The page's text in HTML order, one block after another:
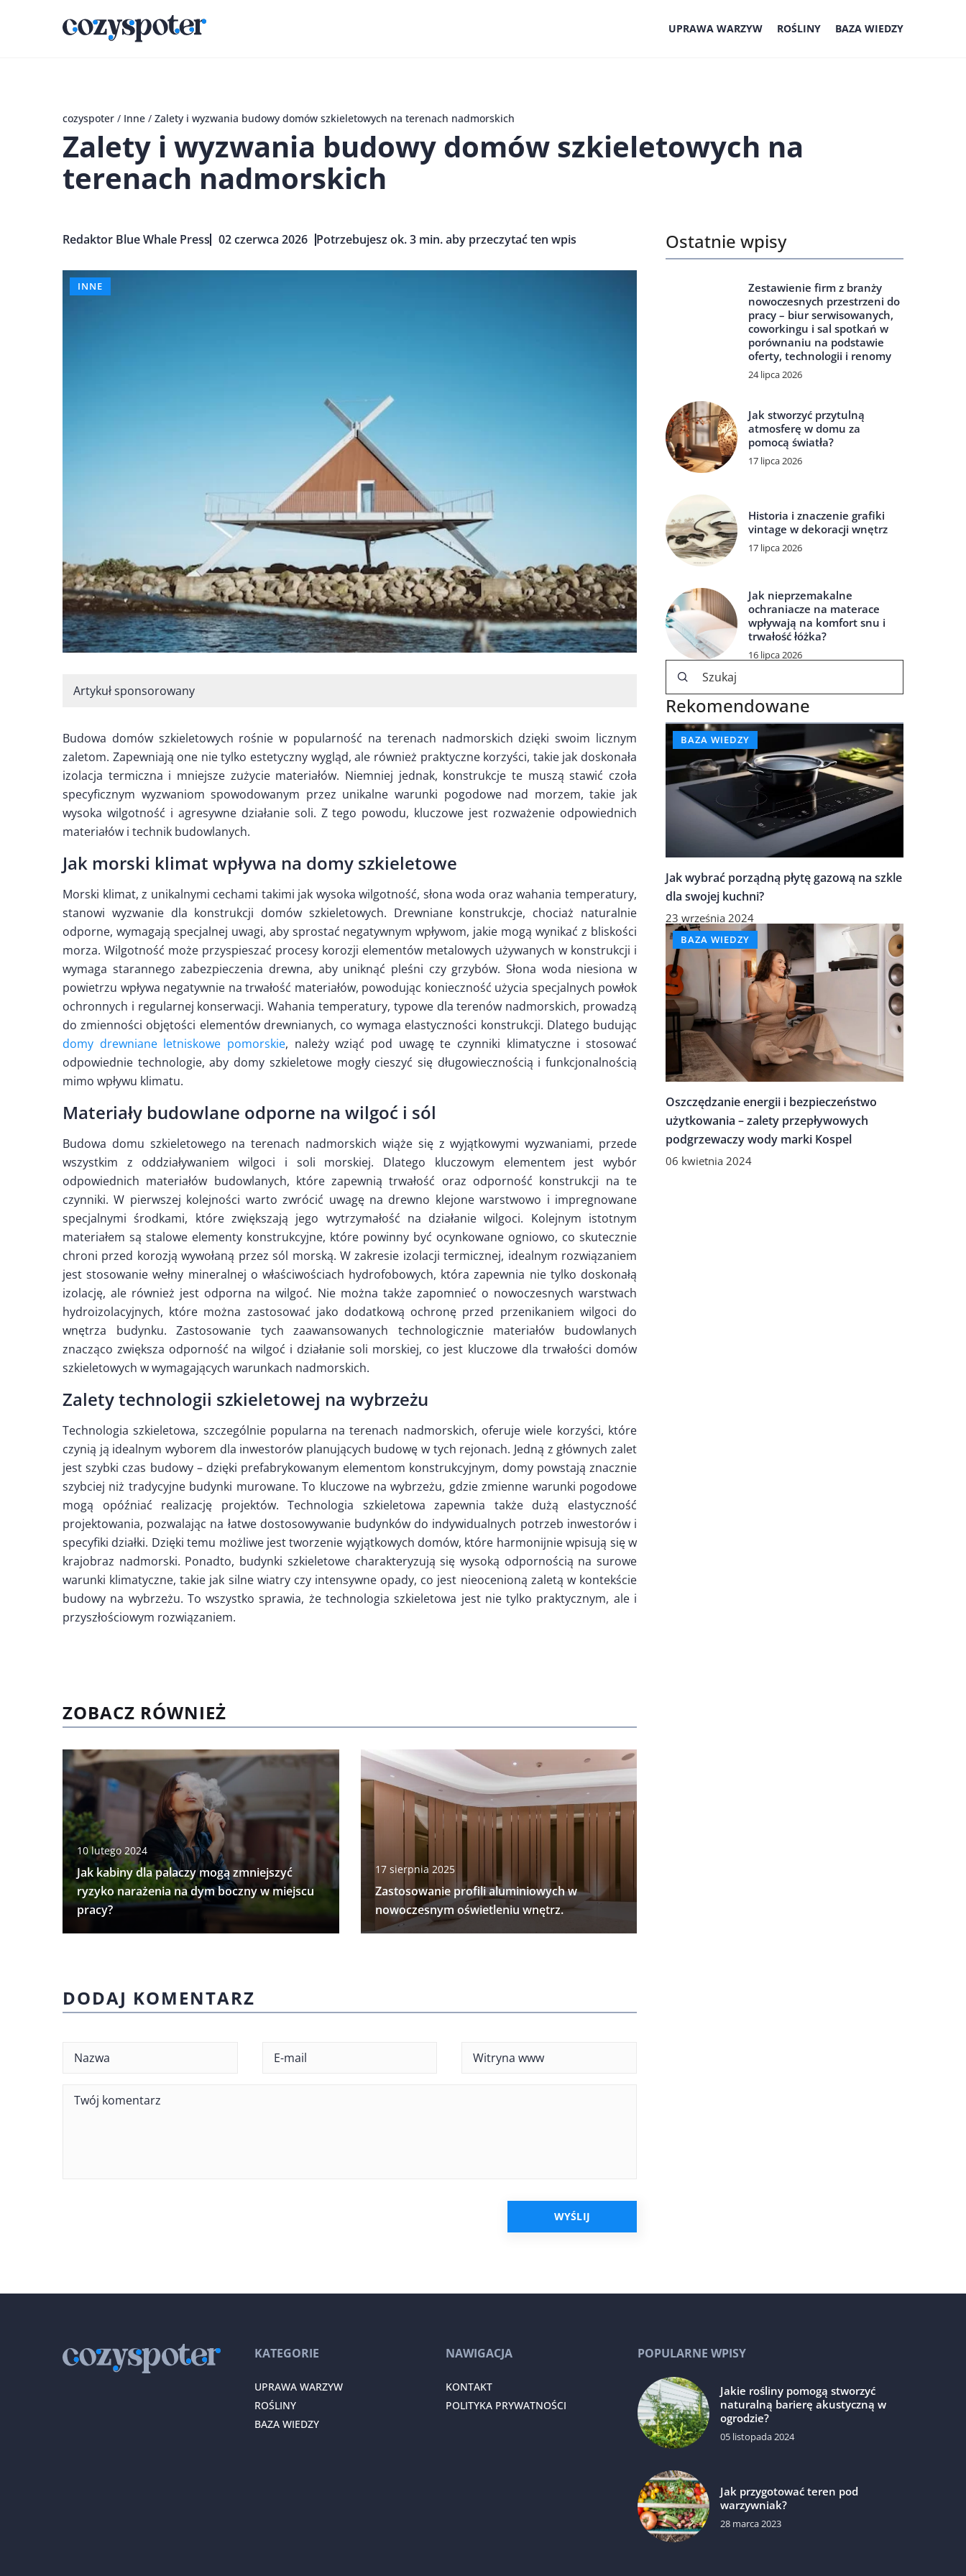
UPRAWA WARZYW ROŚLINY BAZA WIEDZY
cozyspoter / Inne / Zalety i wyzwania budowy domów szkieletowych na terenach nadmorskich
Zalety i wyzwania budowy domów szkieletowych na
terenach nadmorskich
Redaktor Blue Whale Press 02 czerwca 2026 Potrzebujesz ok. 3 min. aby przeczytać ten wpis
INNE
Artykuł sponsorowany
Budowa domów szkieletowych rośnie w popularność na terenach nadmorskich dzięki swoim licznym
zaletom. Zapewniają one nie tylko estetyczny wygląd, ale również praktyczne korzyści, takie jak doskonała
izolacja termiczna i mniejsze zużycie materiałów. Niemniej jednak, konstrukcje te muszą stawić czoła
specyficznym wyzwaniom spowodowanym przez unikalne warunki pogodowe nad morzem, takie jak
wysoka wilgotność i agresywne działanie soli. Z tego powodu, kluczowe jest rozważenie odpowiednich
materiałów i technik budowlanych.
Jak morski klimat wpływa na domy szkieletowe
Morski klimat, z unikalnymi cechami takimi jak wysoka wilgotność, słona woda oraz wahania temperatury,
stanowi wyzwanie dla konstrukcji domów szkieletowych. Drewniane konstrukcje, chociaż naturalnie
odporne, wymagają specjalnej uwagi, aby sprostać negatywnym wpływom, jakie mogą wynikać z bliskości
morza. Wilgotność może przyspieszać procesy korozji elementów metalowych używanych w konstrukcji i
wymaga starannego zabezpieczenia drewna, aby uniknąć pleśni czy grzybów. Słona woda niesiona w
powietrzu wpływa negatywnie na trwałość materiałów, powodując konieczność użycia specjalnych powłok
ochronnych i regularnej konserwacji. Wahania temperatury, typowe dla terenów nadmorskich, prowadzą
do zmienności objętości elementów drewnianych, co wymaga elastyczności konstrukcji. Dlatego budując
domy drewniane letniskowe pomorskie, należy wziąć pod uwagę te czynniki klimatyczne i stosować
odpowiednie technologie, aby domy szkieletowe mogły cieszyć się długowiecznością i funkcjonalnością
mimo wpływu klimatu.
Materiały budowlane odporne na wilgoć i sól
Budowa domu szkieletowego na terenach nadmorskich wiąże się z wyjątkowymi wyzwaniami, przede
wszystkim z oddziaływaniem wilgoci i soli morskiej. Dlatego kluczowym elementem jest wybór
odpowiednich materiałów budowlanych, które zapewnią trwałość oraz odporność konstrukcji na te
czynniki. W pierwszej kolejności warto zwrócić uwagę na drewno klejone warstwowo i impregnowane
specjalnymi środkami, które zwiększają jego wytrzymałość na działanie wilgoci. Kolejnym istotnym
materiałem są stalowe elementy konstrukcyjne, które powinny być ocynkowane ogniowo, co skutecznie
chroni przed korozją wywołaną przez sól morską. W zakresie izolacji termicznej, idealnym rozwiązaniem
jest stosowanie wełny mineralnej o właściwościach hydrofobowych, która zapewnia nie tylko doskonałą
izolację, ale również jest odporna na wilgoć. Nie można także zapomnieć o nowoczesnych warstwach
hydroizolacyjnych, które można zastosować jako dodatkową ochronę przed przenikaniem wilgoci do
wnętrza budynku. Zastosowanie tych zaawansowanych technologicznie materiałów budowlanych
znacząco zwiększa odporność na wilgoć i działanie soli morskiej, co jest kluczowe dla trwałości domów
szkieletowych w wymagających warunkach nadmorskich.
Zalety technologii szkieletowej na wybrzeżu
Technologia szkieletowa, szczególnie popularna na terenach nadmorskich, oferuje wiele korzyści, które
czynią ją idealnym wyborem dla inwestorów planujących budowę w tych rejonach. Jedną z głównych zalet
jest szybki czas budowy – dzięki prefabrykowanym elementom konstrukcyjnym, domy powstają znacznie
szybciej niż tradycyjne budynki murowane. To kluczowe na wybrzeżu, gdzie zmienne warunki pogodowe
mogą opóźniać realizację projektów. Technologia szkieletowa zapewnia także dużą elastyczność
projektowania, pozwalając na łatwe dostosowywanie budynków do indywidualnych potrzeb inwestorów i
specyfiki działki. Dzięki temu możliwe jest tworzenie wyjątkowych domów, które harmonijnie wpisują się w
krajobraz nadmorski. Ponadto, budynki szkieletowe charakteryzują się wysoką odpornością na surowe
warunki klimatyczne, takie jak silne wiatry czy intensywne opady, co jest nieocenioną zaletą w kontekście
budowy na wybrzeżu. To wszystko sprawia, że technologia szkieletowa jest nie tylko praktycznym, ale i
przyszłościowym rozwiązaniem.
ZOBACZ RÓWNIEŻ
10 lutego 2024
Jak kabiny dla palaczy mogą zmniejszyć
ryzyko narażenia na dym boczny w miejscu
pracy?
17 sierpnia 2025
Zastosowanie profili aluminiowych w
nowoczesnym oświetleniu wnętrz.
Ostatnie wpisy
Zestawienie firm z branży
nowoczesnych przestrzeni do
pracy – biur serwisowanych,
coworkingu i sal spotkań w
porównaniu na podstawie
oferty, technologii i renomy
24 lipca 2026
Jak stworzyć przytulną
atmosferę w domu za
pomocą światła?
17 lipca 2026
Historia i znaczenie grafiki
vintage w dekoracji wnętrz
17 lipca 2026
Jak nieprzemakalne
ochraniacze na materace
wpływają na komfort snu i
trwałość łóżka?
16 lipca 2026
Rekomendowane
BAZA WIEDZY
Jak wybrać porządną płytę gazową na szkle
dla swojej kuchni?
23 września 2024
BAZA WIEDZY
Oszczędzanie energii i bezpieczeństwo
użytkowania – zalety przepływowych
podgrzewaczy wody marki Kospel
06 kwietnia 2024
DODAJ KOMENTARZ
KATEGORIE
UPRAWA WARZYW
ROŚLINY
BAZA WIEDZY
NAWIGACJA
KONTAKT
POLITYKA PRYWATNOŚCI
POPULARNE WPISY
Jakie rośliny pomogą stworzyć
naturalną barierę akustyczną w
ogrodzie?
05 listopada 2024
Jak przygotować teren pod
warzywniak?
28 marca 2023